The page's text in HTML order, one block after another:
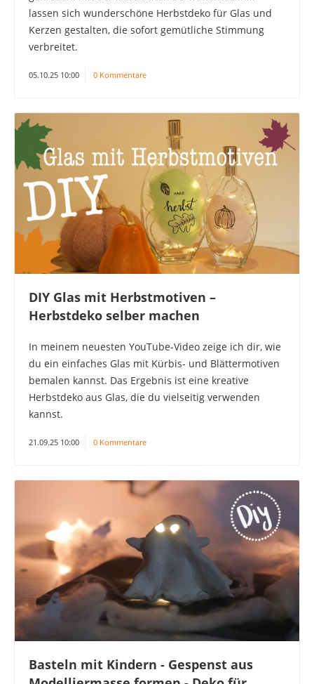
lassen sich wunderschöne Herbstdeko für Glas und
Kerzen gestalten, die sofort gemütliche Stimmung
verbreitet.
05.10.25 10:00 0 Kommentare
DIY Glas mit Herbstmotiven –
Herbstdeko selber machen
In meinem neuesten YouTube-Video zeige ich dir, wie
du ein einfaches Glas mit Kürbis- und Blättermotiven
bemalen kannst. Das Ergebnis ist eine kreative
Herbstdeko aus Glas, die du vielseitig verwenden
kannst.
21.09.25 10:00 0 Kommentare
Basteln mit Kindern - Gespenst aus